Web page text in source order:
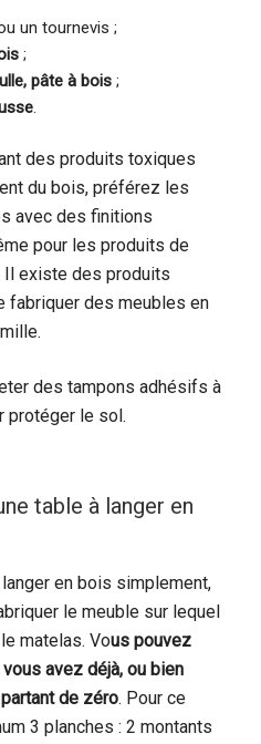
un tournevis ;
;
pâte à bois ;
.
des produits toxiques
du bois, préférez les
avec des finitions
pour les produits de
Il existe des produits
fabriquer des meubles en
des tampons adhésifs à
protéger le sol.
table à langer en
en bois simplement,
le meuble sur lequel
matelas. Vous pouvez
avez déjà, ou bien
de zéro. Pour ce
3 planches : 2 montants